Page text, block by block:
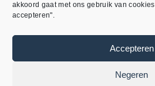
akkoord gaat met ons gebruik van
accepteren".
Accepteren
Negeren
SmartDomotix / Mike4all– Alle